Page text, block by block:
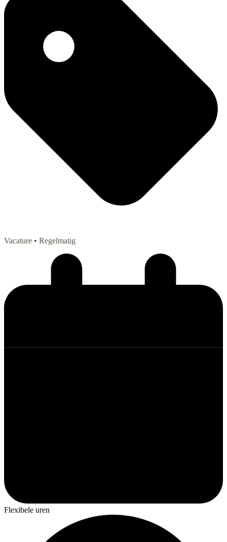
Vacature • Regelmatig
Flexibele uren